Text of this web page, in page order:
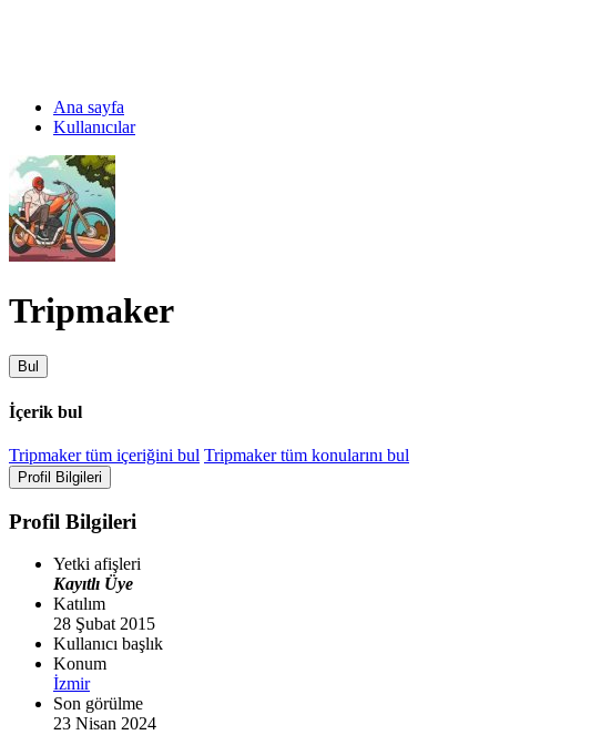
Ana sayfa
Kullanıcılar
Tripmaker
Bul
İçerik bul
Tripmaker tüm içeriğini bul Tripmaker tüm konularını bul
Profil Bilgileri
Profil Bilgileri
Yetki afişleri
Kayıtlı Üye
Katılım
28 Şubat 2015
Kullanıcı başlık
Konum
İzmir
Son görülme
23 Nisan 2024